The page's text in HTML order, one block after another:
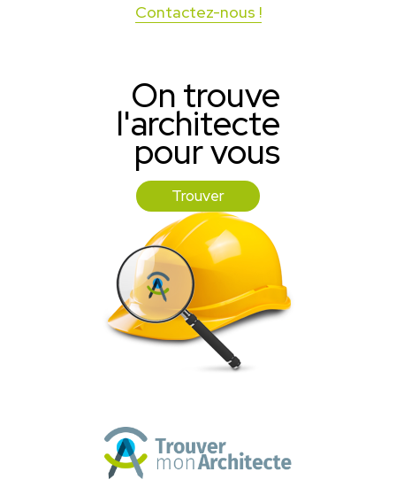
Contactez-nous !
On trouve
l'architecte
pour vous
Trouver